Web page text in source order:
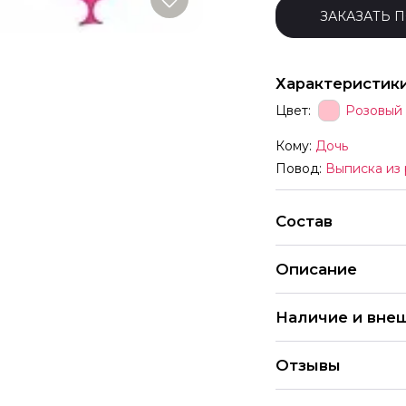
ЗАКАЗАТЬ
Цвет: Розовый
Кому: Дочь
Повод: Выписка
Состав
Описание
только
принтом отдельно
могут отличаться
радостью помогут
шаров
Наличие и
предпочтений и
различные
Отзывы